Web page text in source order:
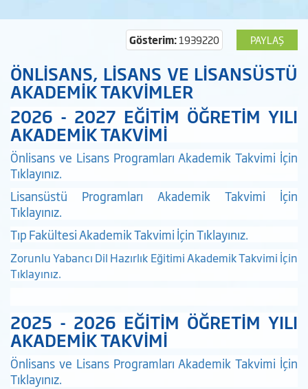
PAYLAŞ
Gösterim:1939220
ÖNLİSANS, LİSANS VE LİSANSÜSTÜ
AKADEMİK TAKVİMLER
2026 - 2027 EĞİTİM ÖĞRETİM YILI
AKADEMİK TAKVİMİ
Önlisans ve Lisans Programları Akademik Takvimi İçin
Tıklayınız.
Lisansüstü Programları Akademik Takvimi İçin
Tıklayınız.
Tıp Fakültesi Akademik Takvimi İçin Tıklayınız.
Zorunlu Yabancı Dil Hazırlık Eğitimi Akademik Takvimi İçin
Tıklayınız.
2025 - 2026 EĞİTİM ÖĞRETİM YILI
AKADEMİK TAKVİMİ
Önlisans ve Lisans Programları Akademik Takvimi İçin
Tıklayınız.